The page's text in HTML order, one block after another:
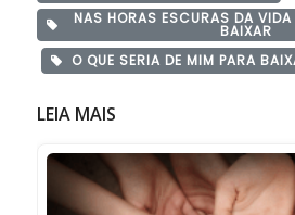
NAS HORAS ESCURAS DA
BAIXAR
O QUE SERIA DE MIM PARA
LEIA MAIS